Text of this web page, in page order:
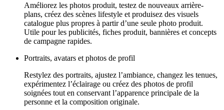
Améliorez les photos produit, testez de nouveaux arrière-
plans, créez des scènes lifestyle et produisez des visuels
catalogue plus propres à partir d’une seule photo produit.
Utile pour les publicités, fiches produit, bannières et concepts
de campagne rapides.
Portraits, avatars et photos de profil
Restylez des portraits, ajustez l’ambiance, changez les tenues,
expérimentez l’éclairage ou créez des photos de profil
soignées tout en conservant l’apparence principale de la
personne et la composition originale.